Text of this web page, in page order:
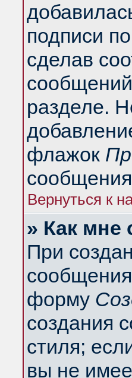
подписи
сделав
разделе.
флажок
Вернуться к
» Как мне
При
форму
создания
стиля;
вы не